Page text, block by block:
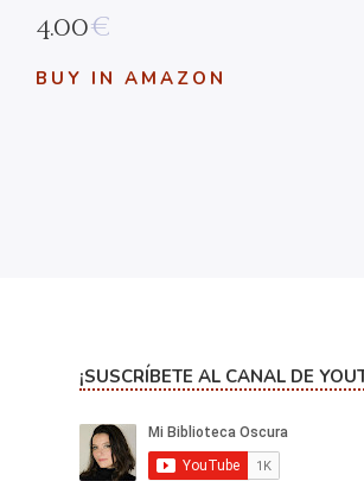
4.00€
BUY IN AMAZON
¡SUSCRÍBETE AL CANAL DE